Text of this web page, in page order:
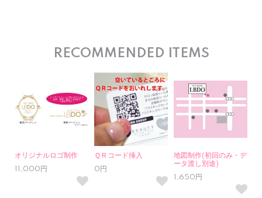
RECOMMENDED ITEMS
オリジナルロゴ制作
11,000円
ＱＲコード挿入
0円
地図制作(初回のみ・デ
ータ渡し別途)
1,650円